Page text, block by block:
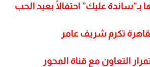
بـ”ساندة عليك” احتفالًا بعيد الحب
تكرم شريف عامر
التعاون مع قناة المحور